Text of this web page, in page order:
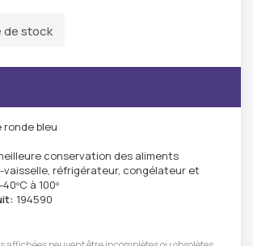
de stock
bleu
conservation des aliments
vaisselle, réfrigérateur, congélateur et
à 100º
194590